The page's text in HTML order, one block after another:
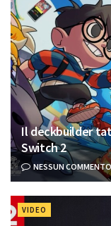
Il deckbuilder
Switch 2
NESSUN COMMENTO
VIDEO